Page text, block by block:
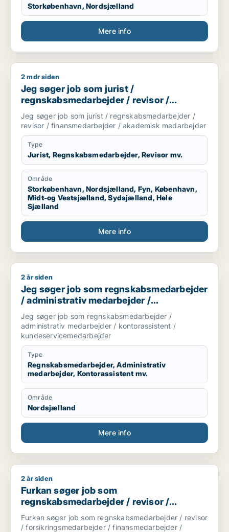
Storkøbenhavn, Nordsjælland
Mere info
Jeg søger job som jurist / regnskabsmedarbejder / revisor
2 mdr siden
Jeg søger job som jurist /
regnskabsmedarbejder / revisor /
finansmedarbejder / akademisk
medarbejder
Jeg søger job som jurist / regnskabsmedarbejder /
revisor / finansmedarbejder / akademisk medarbejder
Type
Jurist, Regnskabsmedarbejder, Revisor mv.
Område
Storkøbenhavn, Nordsjælland, Fyn, København,
Midt-og Vestsjælland, Sydsjælland, Hele
Sjælland
Mere info
Jeg søger job som regnskabsmedarbejder / administrativ
2 år siden
Jeg søger job som regnskabsmedarbejder
/ administrativ medarbejder /
kontorassistent /
kundeservicemedarbejder
Jeg søger job som regnskabsmedarbejder /
administrativ medarbejder / kontorassistent /
kundeservicemedarbejder
Type
Regnskabsmedarbejder, Administrativ
medarbejder, Kontorassistent mv.
Område
Nordsjælland
Mere info
Furkan søger job som regnskabsmedarbejder / revisor /
2 år siden
Furkan søger job som
regnskabsmedarbejder / revisor /
forsikringsmedarbejder /
finansmedarbejder / ejendomsmægler
Furkan søger job som regnskabsmedarbejder / revisor
/ forsikringsmedarbejder / finansmedarbejder /